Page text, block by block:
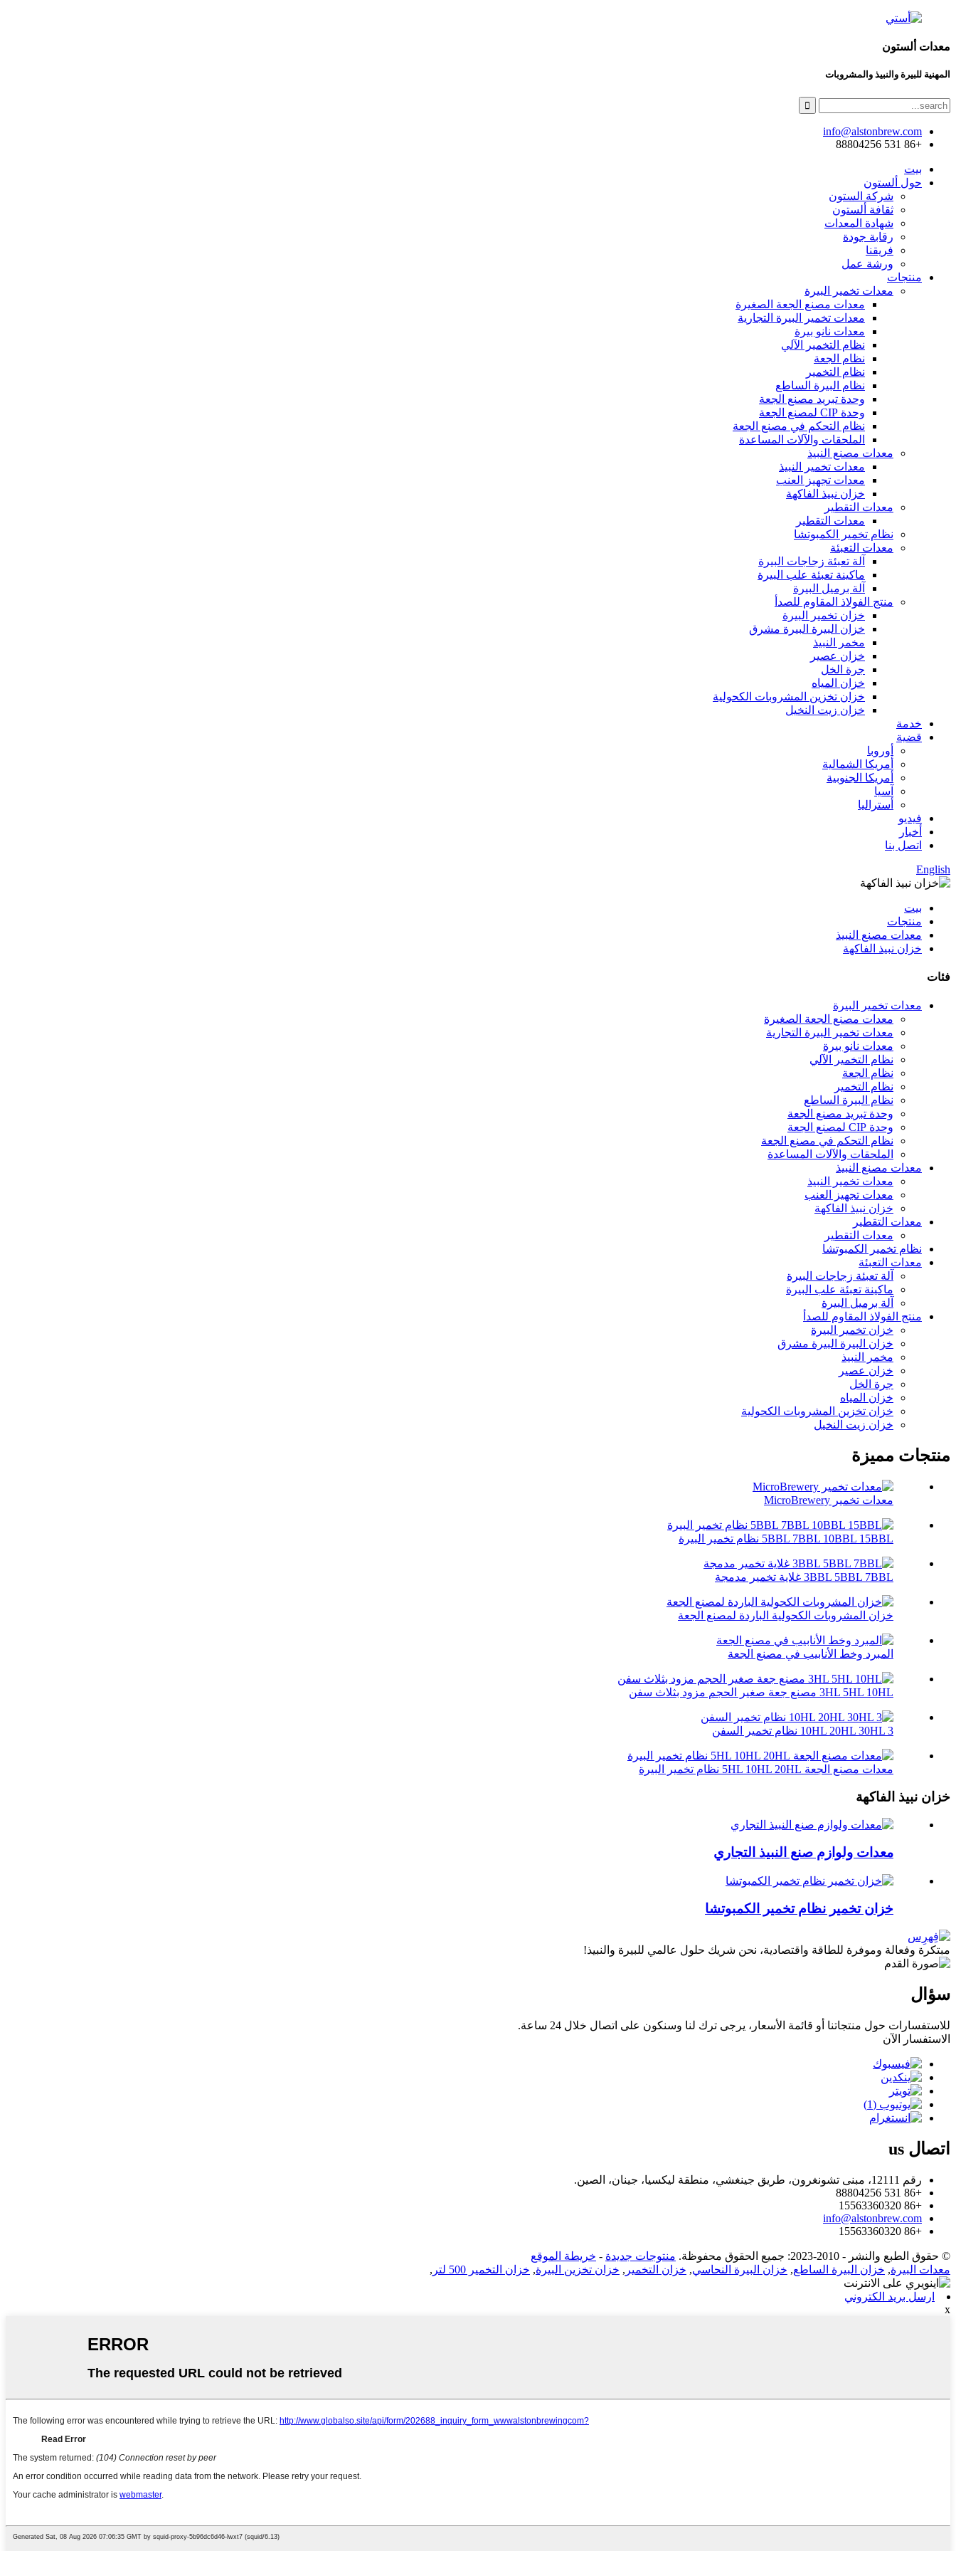
معدات ألستون
المهنية للبيرة والنبيذ والمشروبات
info@alstonbrew.com
+86 531 88804256
بيت
حول ألستون
شركة الستون
ثقافة ألستون
شهادة المعدات
رقابة جودة
فريقنا
ورشة عمل
منتجات
معدات تخمير البيرة
معدات مصنع الجعة الصغيرة
معدات تخمير البيرة التجارية
معدات نانو بيرة
نظام التخمير الآلي
نظام الجعة
نظام التخمير
نظام البيرة الساطع
وحدة تبريد مصنع الجعة
وحدة CIP لمصنع الجعة
نظام التحكم في مصنع الجعة
الملحقات والآلات المساعدة
معدات مصنع النبيذ
معدات تخمير النبيذ
معدات تجهيز العنب
خزان نبيذ الفاكهة
معدات التقطير
معدات التقطير
نظام تخمير الكمبوتشا
معدات التعبئة
آلة تعبئة زجاجات البيرة
ماكينة تعبئة علب البيرة
آلة برميل البيرة
منتج الفولاذ المقاوم للصدأ
خزان تخمير البيرة
خزان البيرة البيرة مشرق
مخمر النبيذ
خزان عصير
جرة الخل
خزان المياه
خزان تخزين المشروبات الكحولية
خزان زيت النخيل
خدمة
قضية
أوروبا
أمريكا الشمالية
أمريكا الجنوبية
آسيا
أستراليا
فيديو
أخبار
اتصل بنا
English
بيت
منتجات
معدات مصنع النبيذ
خزان نبيذ الفاكهة
فئات
معدات تخمير البيرة
معدات مصنع الجعة الصغيرة
معدات تخمير البيرة التجارية
معدات نانو بيرة
نظام التخمير الآلي
نظام الجعة
نظام التخمير
نظام البيرة الساطع
وحدة تبريد مصنع الجعة
وحدة CIP لمصنع الجعة
نظام التحكم في مصنع الجعة
الملحقات والآلات المساعدة
معدات مصنع النبيذ
معدات تخمير النبيذ
معدات تجهيز العنب
خزان نبيذ الفاكهة
معدات التقطير
معدات التقطير
نظام تخمير الكمبوتشا
معدات التعبئة
آلة تعبئة زجاجات البيرة
ماكينة تعبئة علب البيرة
آلة برميل البيرة
منتج الفولاذ المقاوم للصدأ
خزان تخمير البيرة
خزان البيرة البيرة مشرق
مخمر النبيذ
خزان عصير
جرة الخل
خزان المياه
خزان تخزين المشروبات الكحولية
خزان زيت النخيل
منتجات مميزة
معدات تخمير MicroBrewery
5BBL 7BBL 10BBL 15BBL نظام تخمير البيرة
3BBL 5BBL 7BBL غلاية تخمير مدمجة
خزان المشروبات الكحولية الباردة لمصنع الجعة
المبرد وخط الأنابيب في مصنع الجعة
3HL 5HL 10HL مصنع جعة صغير الحجم مزود بثلاث سفن
10HL 20HL 30HL 3 نظام تخمير السفن
معدات مصنع الجعة 5HL 10HL 20HL نظام تخمير البيرة
خزان نبيذ الفاكهة
معدات ولوازم صنع النبيذ التجاري
خزان تخمير نظام تخمير الكمبوتشا
مبتكرة وفعالة وموفرة للطاقة واقتصادية، نحن شريك حلول عالمي للبيرة والنبيذ!
سؤال
للاستفسارات حول منتجاتنا أو قائمة الأسعار، يرجى ترك لنا وسنكون على اتصال خلال 24 ساعة.
الاستفسار الآن
اتصال
رقم 12111، مبنى تشونغرون، طريق جينغشي، منطقة ليكسيا، جينان، الصين.
+86 531 88804256
+86 15563360320
info@alstonbrew.com
+86 15563360320
© حقوق الطبع والنشر - 2010-2023: جميع الحقوق محفوظة. منتوجات جديدة - خريطة الموقع
معدات البيرة, خزان البيرة الساطع, خزان البيرة النحاسي, خزان التخمير , خزان تخزين البيرة, خزان التخمير 500 لتر ,
ارسل بريد الكتروني
x